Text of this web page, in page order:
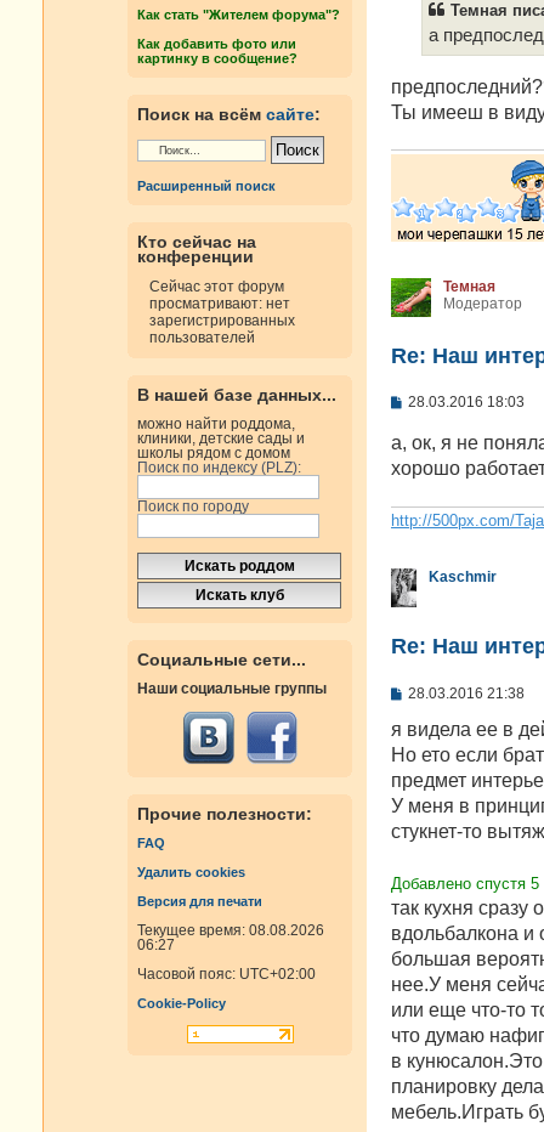
Как стать "Жителем форума"?
Как добавить фото или
картинку в сообщение?
Поиск на всём сайте:
Расширенный поиск
Кто сейчас на
конференции
Сейчас этот форум
просматривают: нет
зарегистрированных
пользователей
В нашей базе данных...
можно найти роддома,
клиники, детские сады и
школы рядом с домом
Поиск по индексу (PLZ):
Поиск по городу
Социальные сети...
Наши социальные группы
Прочие полезности:
FAQ
Удалить cookies
Версия для печати
Текущее время: 08.08.2026
06:27
Часовой пояс: UTC+02:00
Cookie-Policy
е
Темная
а
Ты имееш в виду
Темная
Модератор
Re: Наш
С
б
щ
н
и
28.03.2016 18:03
а, ок, я не
хорошо
http://500px.com/
Kaschmir
Re: Наш
С
о
б
щ
е
н
и
е
28.03.2016 21:38
я видела ее в
Но ето если
предмет
У меня в
стукнет-то
Добавлено спустя
так кухня сразу
вдольбалкона и
большая
нее.У меня
или еще что-то
что думаю
в
планировку
мебель.Играть